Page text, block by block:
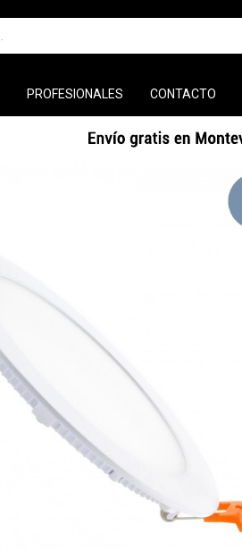
PROFESIONALES CONTACTO